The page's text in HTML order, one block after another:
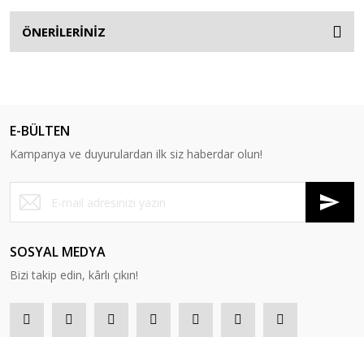
ÖNERİLERİNİZ
E-BÜLTEN
Kampanya ve duyurulardan ilk siz haberdar olun!
SOSYAL MEDYA
Bizi takip edin, kârlı çıkın!